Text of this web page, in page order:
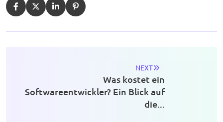
NEXT
Was kostet ein
Softwareentwickler? Ein Blick auf
die...